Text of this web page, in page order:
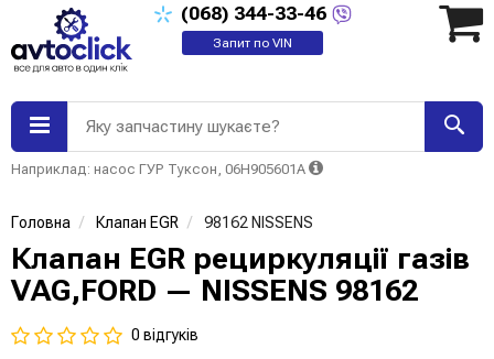
(068) 344-33-46
Запит по VIN
Яку запчастину шукаєте?
Наприклад: насос ГУР Туксон, 06H905601A
Головна Клапан EGR 98162 NISSENS
Клапан EGR рециркуляції газів
VAG,FORD — NISSENS 98162
0 відгуків